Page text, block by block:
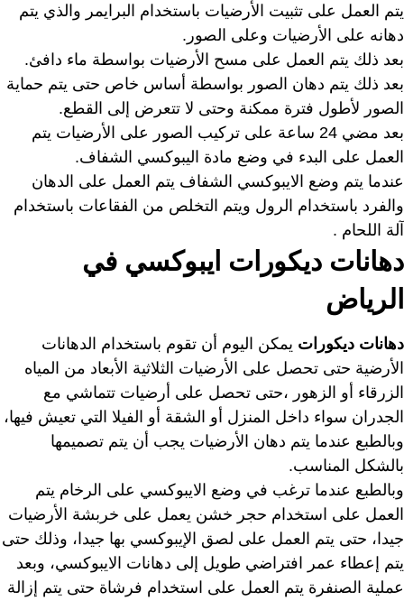
يتم العمل على تثبيت الأرضيات باستخدام البرايمر والذي يتم
دهانه على الأرضيات وعلى الصور.
بعد ذلك يتم العمل على مسح الأرضيات بواسطة ماء دافئ.
بعد ذلك يتم دهان الصور بواسطة أساس خاص حتى يتم حماية
الصور لأطول فترة ممكنة وحتى لا تتعرض إلى القطع.
بعد مضي 24 ساعة على تركيب الصور على الأرضيات يتم
العمل على البدء في وضع مادة اليبوكسي الشفاف.
عندما يتم وضع الايبوكسي الشفاف يتم العمل على الدهان
والفرد باستخدام الرول ويتم التخلص من الفقاعات باستخدام
آلة اللحام .
دهانات ديكورات ايبوكسي في
الرياض
دهانات ديكورات يمكن اليوم أن تقوم باستخدام الدهانات
الأرضية حتى تحصل على الأرضيات الثلاثية الأبعاد من المياه
الزرقاء أو الزهور ،حتى تحصل على أرضيات تتماشي مع
الجدران سواء داخل المنزل أو الشقة أو الفيلا التي تعيش فيها،
وبالطبع عندما يتم دهان الأرضيات يجب أن يتم تصميمها
بالشكل المناسب.
وبالطبع عندما ترغب في وضع الايبوكسي على الرخام يتم
العمل على استخدام حجر خشن يعمل على خربشة الأرضيات
جيدا، حتى يتم العمل على لصق الإيبوكسي بها جيدا، وذلك حتى
يتم إعطاء عمر افتراضي طويل إلى دهانات الايبوكسي، وبعد
عملية الصنفرة يتم العمل على استخدام فرشاة حتى يتم إزالة